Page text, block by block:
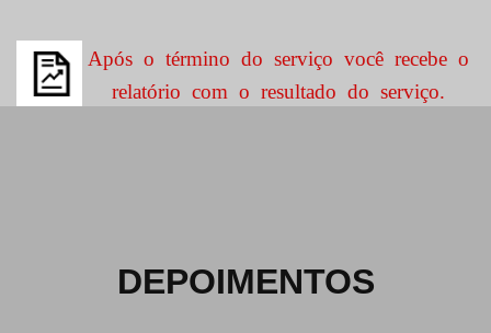
Após o término do serviço você recebe o
relatório com o resultado do serviço.
DEPOIMENTOS